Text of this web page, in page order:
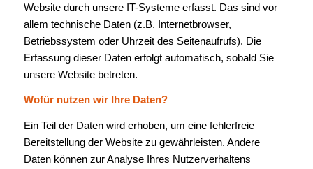
Website durch unsere IT-Systeme erfasst. Das sind vor
allem technische Daten (z.B. Internetbrowser,
Betriebssystem oder Uhrzeit des Seitenaufrufs). Die
Erfassung dieser Daten erfolgt automatisch, sobald Sie
unsere Website betreten.
Wofür nutzen wir Ihre Daten?
Ein Teil der Daten wird erhoben, um eine fehlerfreie
Bereitstellung der Website zu gewährleisten. Andere
Daten können zur Analyse Ihres Nutzerverhaltens